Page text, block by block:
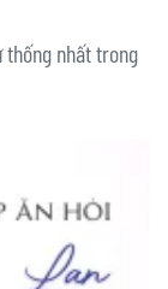
thống nhất trong